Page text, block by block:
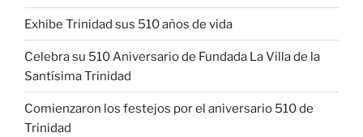
Exhibe Trinidad sus 510 años de vida
Celebra su 510 Aniversario de Fundada La Villa de la
Santísima Trinidad
Comienzaron los festejos por el aniversario 510 de
Trinidad